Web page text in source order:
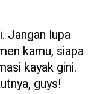
Jangan lupa
kamu, siapa
kayak gini.
guys!